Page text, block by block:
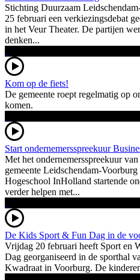
Stichting Duurzaam
25 februari een verkiezingsdebat
in het Veur Theater. De partijen
denken...
Kom op de fiets!
De gemeente roept regelmatig op
komen.
Start ondernemersspreekuur
Met het ondernemersspreekuur
gemeente Leidschendam-
Hogeschool InHolland startende
verder helpen met...
De Kids Sport & Fun Dag in de
Vrijdag 20 februari heeft Sport en
Dag georganiseerd in de sporthal
Kwadraat in Voorburg. De